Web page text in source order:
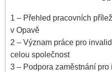
1 – Přehled pracovních
v Opavě
2 – Význam práce pro
celou společnost
3 – Podpora zaměstnání